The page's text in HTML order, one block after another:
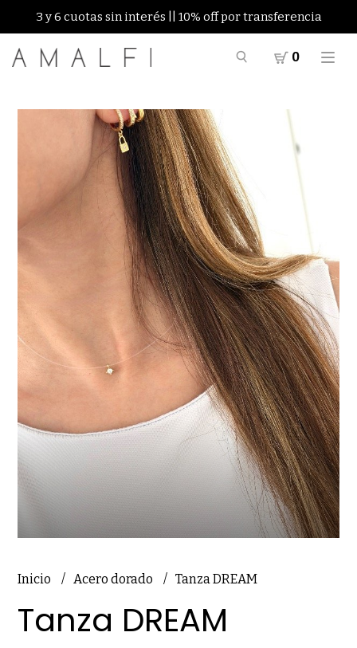
3 y 6 cuotas sin interés || 10% off por transferencia
0
Inicio Acero dorado Tanza DREAM
Tanza DREAM